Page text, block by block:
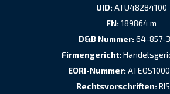
UID:ATU48284100
FN:189864 m
D&B Nummer:64-857-
Firmengericht:
EORI-Nummer:
Rechtsvorschriften: